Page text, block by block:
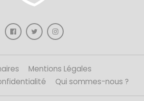
Mentions Légales
Qui sommes-nous ?